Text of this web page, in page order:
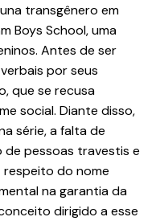
transgênero em
Boys School, uma
Antes de ser
por seus
que se recusa
social. Diante disso,
série, a falta de
pessoas travestis e
respeito do nome
na garantia da
dirigido a esse